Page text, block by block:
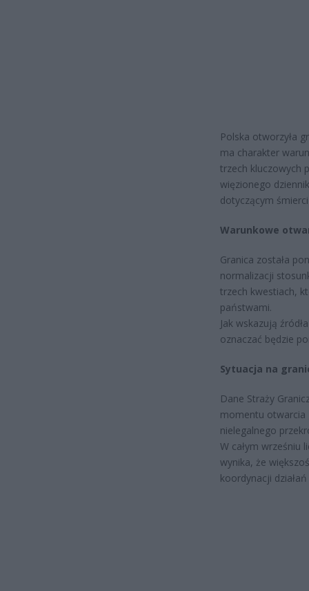
Polska otworzyła
ma charakter
trzech kluczowych
więzionego
dotyczącym
Warunkowe
Granica została
normalizacji
trzech kwestiach,
państwami.
Jak wskazują
oznaczać będzie
Sytuacja na
Dane Straży
momentu otwarcia
nielegalnego
W całym wrześniu
wynika, że
koordynacji